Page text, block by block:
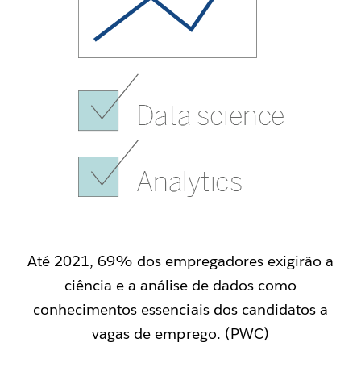
Até 2021, 69% dos empregadores exigirão a
ciência e a análise de dados como
conhecimentos essenciais dos candidatos a
vagas de emprego. (PWC)